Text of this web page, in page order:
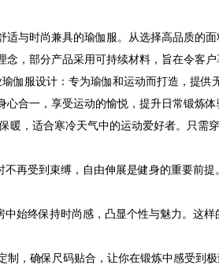
适与时尚兼具的瑜伽服。从选择高品质的
，部分产品采用可持续材料，旨在令客
伽服设计：专为瑜伽和运动而打造，提
合一，享受运动的愉悦，提升日常锻炼体
暖，适合寒冷天气中的运动爱好者。只需
再受到束缚，自由伸展是健身的重要前
始终保持时尚感，凸显个性与魅力。这
，确保尺码贴合，让你在锻炼中感受到